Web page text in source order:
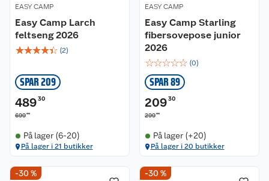
EASY CAMP
Easy Camp Larch
feltseng 2026
☆☆☆☆☆ (2)
SPAR 209
48930
69900
På lager (6-20)
På lager i 21 butikker
EASY CAMP
Easy Camp Starling
fibersovepose junior
2026
☆☆☆☆☆ (0)
SPAR 89
20930
29900
På lager (+20)
På lager i 20 butikker
-30 % -30 %